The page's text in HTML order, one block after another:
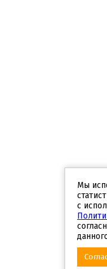
Мы
с